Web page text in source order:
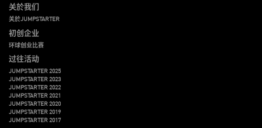
关於我们
关於JUMPSTARTER
初创企业
环球创业比赛
过往活动
JUMPSTARTER 2025
JUMPSTARTER 2023
JUMPSTARTER 2022
JUMPSTARTER 2021
JUMPSTARTER 2020
JUMPSTARTER 2019
JUMPSTARTER 2017